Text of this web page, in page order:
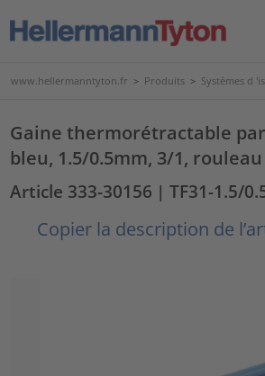
www.hellermanntyton.fr > Produits > Systèmes d
Gaine thermorétractable
bleu, 1.5/0.5mm, 3/1,
Article 333-30156 | TF31-1.5/
Copier la description de